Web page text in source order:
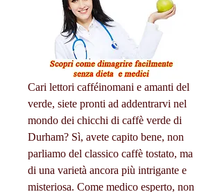
Cari lettori cafféinomani e amanti del
verde, siete pronti ad addentrarvi nel
mondo dei chicchi di caffè verde di
Durham? Sì, avete capito bene, non
parliamo del classico caffè tostato, ma
di una varietà ancora più intrigante e
misteriosa. Come medico esperto, non